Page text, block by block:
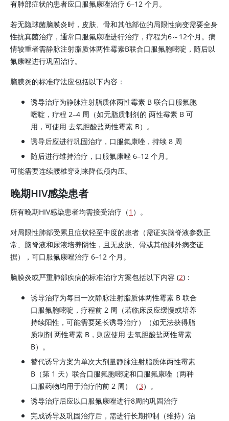
有肺部症状的患者应口服氟康唑治疗 6–12 个月。
若无隐球菌脑膜炎时，皮肤、骨和其他部位的局限性病变需要全身
性抗真菌治疗，通常口服氟康唑进行治疗，疗程为6～12个月。病
情较重者需静脉注射脂质体两性霉素B联合口服氟胞嘧啶，随后以
氟康唑进行巩固治疗。
脑膜炎的标准疗法应包括以下内容：
诱导治疗为静脉注射脂质体两性霉素 B 联合口服氟胞
嘧啶，疗程 2–4 周（如无脂质制剂的 两性霉素 B 可
用，可使用 去氧胆酸盐两性霉素 B）。
诱导后应进行巩固治疗，口服氟康唑，持续 8 周
随后进行维持治疗，口服氟康唑 6–12 个月。
可能需要连续腰椎穿刺来降低颅内压。
晚期HIV感染患者
所有晚期HIV感染患者均需接受治疗（1 ）。
对局限性肺部受累且症状轻至中度的患者（需证实脑脊液参数正
常、脑脊液和尿液培养阴性，且无皮肤、骨或其他肺外病变证
据），可口服氟康唑治疗 6–12 个月。
脑膜炎或严重肺部疾病的标准治疗方案包括以下内容 (2)：
诱导治疗为每日一次静脉注射脂质体两性霉素 B 联合
口服氟胞嘧啶，疗程前 2 周（若临床反应缓慢或培养
持续阳性，可能需要延长诱导治疗）（如无法获得脂
质制剂 两性霉素 B ，则应使用 去氧胆酸盐两性霉素
B）。
替代诱导方案为单次大剂量静脉注射脂质体两性霉素
B（第 1 天）联合口服氟胞嘧啶和口服氟康唑（两种
口服药物均用于治疗的前 2 周）（3）。
诱导治疗后应以口服氟康唑进行8周的巩固治疗
完成诱导及巩固治疗后，需进行长期抑制（维持）治